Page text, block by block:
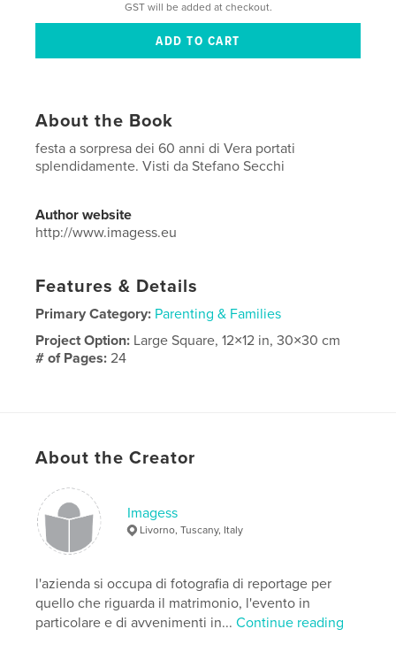
GST will be added at checkout.
About the Book
festa a sorpresa dei 60 anni di Vera portati
splendidamente. Visti da Stefano Secchi
Author website
http://www.imagess.eu
Features & Details
Primary Category: Parenting & Families
Project Option: Large Square, 12×12 in, 30×30 cm
# of Pages:24
birthday , 60 anni ,
About the Creator
Imagess
Livorno, Tuscany, Italy
l'azienda si occupa di fotografia di reportage per
quello che riguarda il matrimonio, l'evento in
particolare e di avvenimenti in...Continue reading